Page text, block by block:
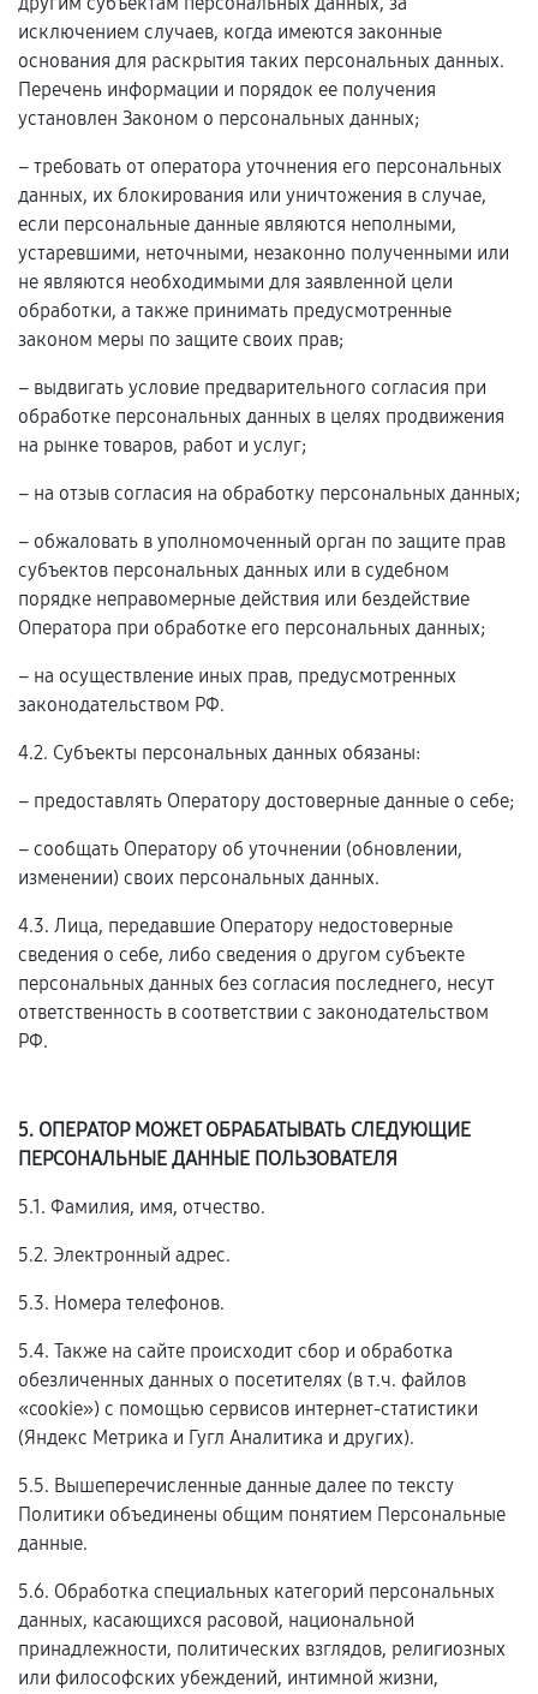
исключением случаев, когда имеются законные
основания для раскрытия таких персональных данных.
Перечень информации и порядок ее получения
установлен Законом о персональных данных;
– требовать от оператора уточнения его персональных
данных, их блокирования или уничтожения в случае,
если персональные данные являются неполными,
устаревшими, неточными, незаконно полученными или
не являются необходимыми для заявленной цели
обработки, а также принимать предусмотренные
законом меры по защите своих прав;
– выдвигать условие предварительного согласия при
обработке персональных данных в целях продвижения
на рынке товаров, работ и услуг;
– на отзыв согласия на обработку персональных данных;
– обжаловать в уполномоченный орган по защите прав
субъектов персональных данных или в судебном
порядке неправомерные действия или бездействие
Оператора при обработке его персональных данных;
– на осуществление иных прав, предусмотренных
законодательством РФ.
4.2. Субъекты персональных данных обязаны:
– предоставлять Оператору достоверные данные о себе;
– сообщать Оператору об уточнении (обновлении,
изменении) своих персональных данных.
4.3. Лица, передавшие Оператору недостоверные
сведения о себе, либо сведения о другом субъекте
персональных данных без согласия последнего, несут
ответственность в соответствии с законодательством
РФ.
5. ОПЕРАТОР МОЖЕТ ОБРАБАТЫВАТЬ СЛЕДУЮЩИЕ
ПЕРСОНАЛЬНЫЕ ДАННЫЕ ПОЛЬЗОВАТЕЛЯ
5.1. Фамилия, имя, отчество.
5.2. Электронный адрес.
5.3. Номера телефонов.
5.4. Также на сайте происходит сбор и обработка
обезличенных данных о посетителях (в т.ч. файлов
«cookie») с помощью сервисов интернет-статистики
(Яндекс Метрика и Гугл Аналитика и других).
5.5. Вышеперечисленные данные далее по тексту
Политики объединены общим понятием Персональные
данные.
5.6. Обработка специальных категорий персональных
данных, касающихся расовой, национальной
принадлежности, политических взглядов, религиозных
или философских убеждений, интимной жизни,